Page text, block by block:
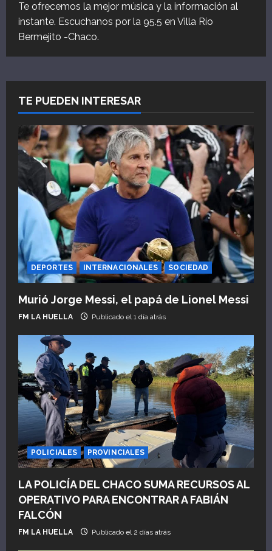
Te ofrecemos la mejor música y la información al
instante. Escuchanos por la 95.5 en Villa Río
Bermejito -Chaco.
TE PUEDEN INTERESAR
DEPORTES INTERNACIONALES SOCIEDAD
Murió Jorge Messi, el papá de Lionel Messi
FM LA HUELLA Publicado el 1 día atrás
POLICIALES PROVINCIALES
LA POLICÍA DEL CHACO SUMA RECURSOS AL
OPERATIVO PARA ENCONTRAR A FABIÁN
FALCÓN
FM LA HUELLA Publicado el 2 días atrás